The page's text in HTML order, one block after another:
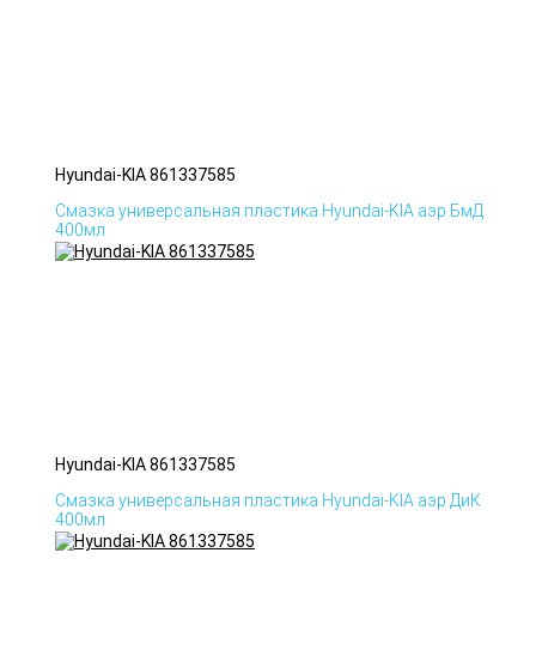
Hyundai-KIA 861337585
Смазка универсальная пластика Hyundai-KIA аэр БмД
400мл
Hyundai-KIA 861337585
Смазка универсальная пластика Hyundai-KIA аэр ДиК
400мл